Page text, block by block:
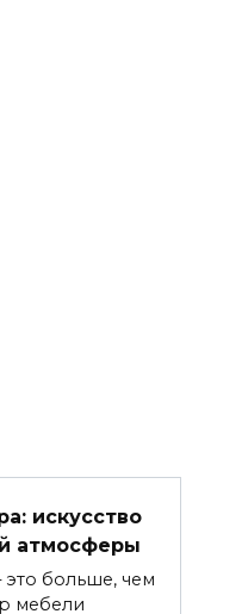
искусство
атмосферы
больше, чем
мебели